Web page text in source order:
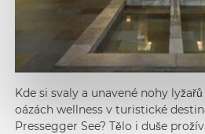
Kde si svaly a unavené nohy
oázách wellness v turistické
Pressegger See? Tělo i duše